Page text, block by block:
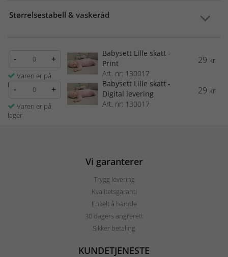
Størrelsestabell & vaskeråd
- +
Varen er på
lager
Babysett Lille skatt -
Print
Art. nr: 130017
29 kr
- +
Varen er på
lager
Babysett Lille skatt -
Digital levering
Art. nr: 130017
29 kr
Vi garanterer
Trygg levering
Kvalitetsgaranti
Enkelt å handle
30 dagers angrerett
Sikker betaling
KUNDETJENESTE